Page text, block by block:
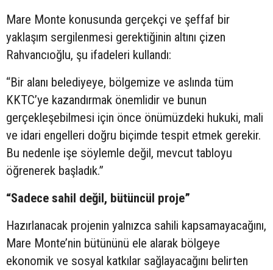
Mare Monte konusunda gerçekçi ve şeffaf bir
yaklaşım sergilenmesi gerektiğinin altını çizen
Rahvancıoğlu, şu ifadeleri kullandı:
“Bir alanı belediyeye, bölgemize ve aslında tüm
KKTC’ye kazandırmak önemlidir ve bunun
gerçekleşebilmesi için önce önümüzdeki hukuki, mali
ve idari engelleri doğru biçimde tespit etmek gerekir.
Bu nedenle işe söylemle değil, mevcut tabloyu
öğrenerek başladık.”
“Sadece sahil değil, bütüncül proje”
Hazırlanacak projenin yalnızca sahili kapsamayacağını,
Mare Monte’nin bütününü ele alarak bölgeye
ekonomik ve sosyal katkılar sağlayacağını belirten